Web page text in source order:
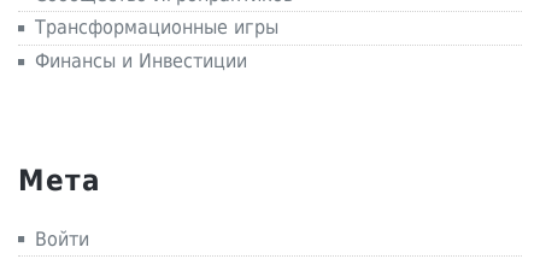
Трансформационные игры
Финансы и Инвестиции
Мета
Войти